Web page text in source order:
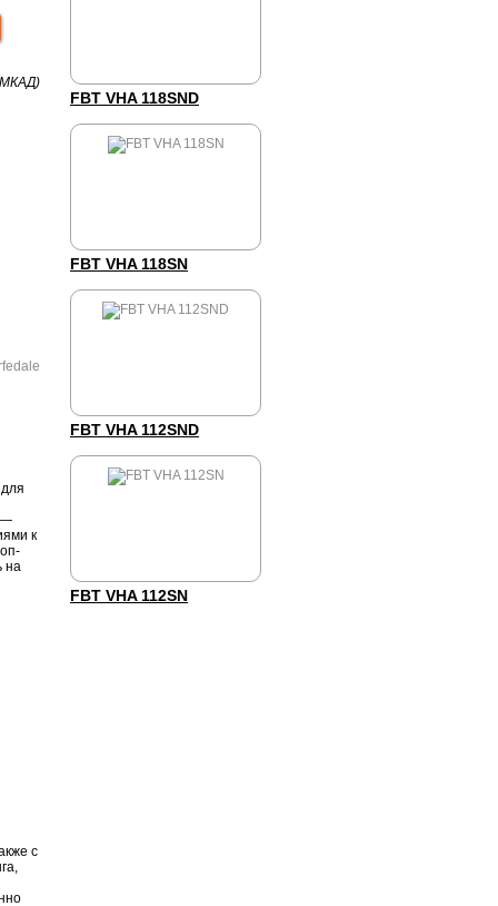
МКАД)
—
к
на
с
FBT VHA 118SND
FBT VHA 118SN
FBT VHA 112SND
FBT VHA 112SN